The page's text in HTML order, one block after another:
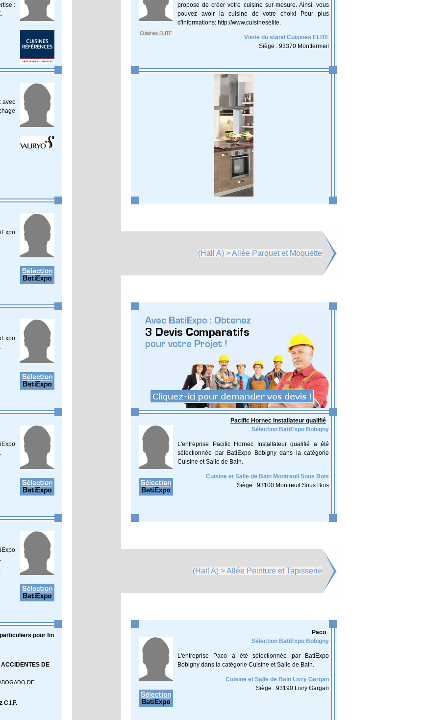
:
propose de créer votre cuisine sur-mesure. Ainsi, vous
pouvez avoir la cuisine de votre choix! Pour plus
d'informations: http://www.cuisineselite.
Visite du stand Cuisines ELITE
Siège : 93370 Montfermeil
avec
(Hall A) > Allée Parquet et Moquette
Pacific Hornec Installateur qualifié
Sélection BatiExpo Bobigny
L'entreprise Pacific Hornec Installateur qualifié a été
sélectionnée par BatiExpo Bobigny dans la catégorie
Cuisine et Salle de Bain.
Cuisine et Salle de Bain Montreuil Sous Bois
Siège : 93100 Montreuil Sous Bois
(Hall A) > Allée Peinture et Tapisserie
pour fin
DE
DE
C.I.F.
Paco
Sélection BatiExpo Bobigny
L'entreprise Paco a été sélectionnée par BatiExpo
Bobigny dans la catégorie Cuisine et Salle de Bain.
Cuisine et Salle de Bain Livry Gargan
Siège : 93190 Livry Gargan